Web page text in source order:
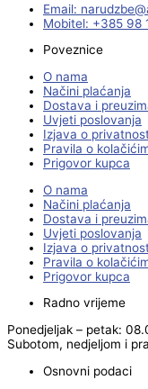
Email: @ebzduran
Mobitel: +385 98
Poveznice
O nama
Načini plaćanja
Dostava i
Uvjeti poslovanja
Izjava o
Pravila o
Prigovor kupca
O nama
Načini plaćanja
Dostava i
Uvjeti poslovanja
Izjava o
Pravila o
Prigovor kupca
Radno vrijeme
Ponedjeljak – petak:
Subotom, nedjeljom i
Osnovni podaci